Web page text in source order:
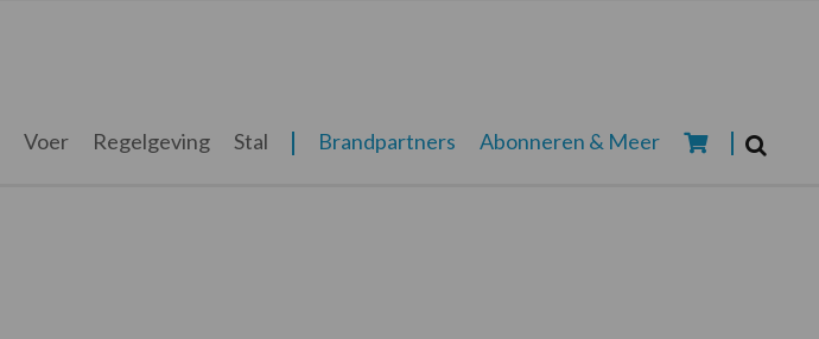
Voer Regelgeving Stal Brandpartners Abonneren & Meer